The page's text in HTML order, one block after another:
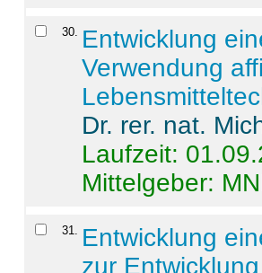
30. Entwicklung
Verwendung
Dr. rer. nat.
Laufzeit:
Mittelgeber:
31. Entwicklung
zur